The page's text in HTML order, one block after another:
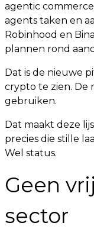
agentic
agents taken en
Robinhood en
plannen rond
Dat is de nieuwe
crypto te zien. De
gebruiken.
Dat maakt deze
precies die stille
Wel status.
Geen
sector